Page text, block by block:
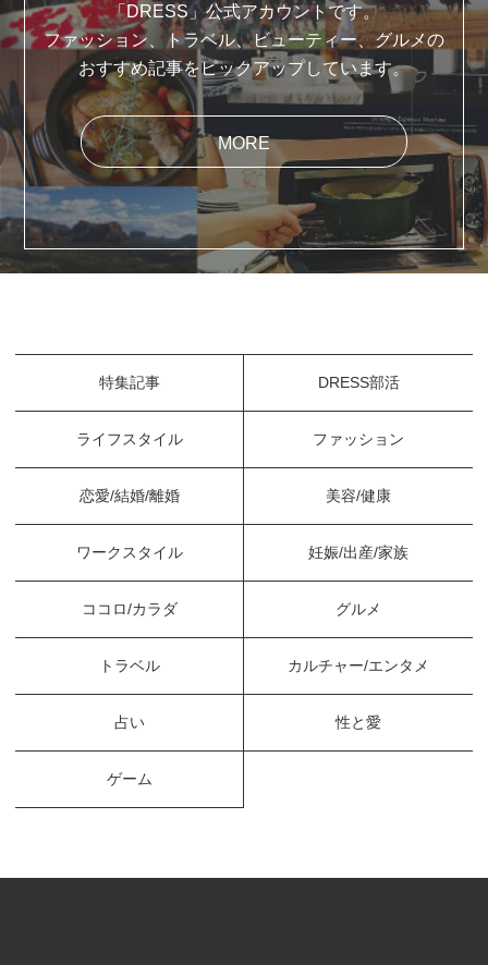
「DRESS」公式アカウントです。
ファッション、トラベル、ビューティー、グルメの
おすすめ記事をピックアップしています。
MORE
特集記事 DRESS部活
ライフスタイル ファッション
恋愛/結婚/離婚 美容/健康
ワークスタイル 妊娠/出産/家族
ココロ/カラダ グルメ
トラベル カルチャー/エンタメ
占い 性と愛
ゲーム